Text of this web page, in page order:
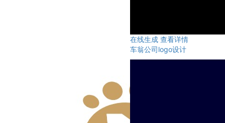
在线生成 查看详情
车翁公司logo设计